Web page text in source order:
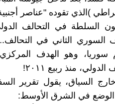
)الذي تقوده "عناصر
السلطة في التحالف
السوري الثاني في
سوريا، وهو الهدف
الدولي، منذ ربيع ٢٠١١!
السياق، يقول تقرير
في الشرق الأوسط: